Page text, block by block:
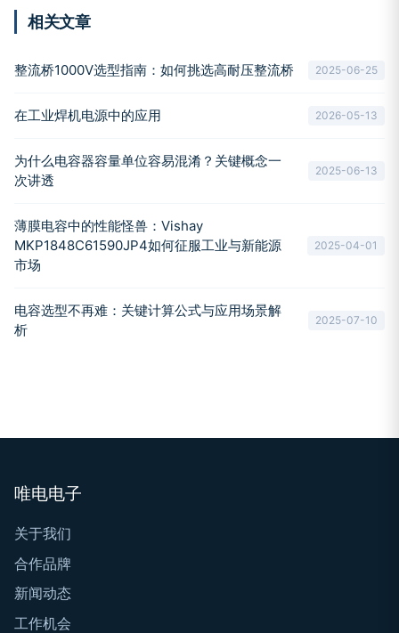
相关文章
整流桥1000V选型指南：如何挑选高耐压整流桥 2025-06-25
在工业焊机电源中的应用 2026-05-13
为什么电容器容量单位容易混淆？关键概念一
次讲透
2025-06-13
薄膜电容中的性能怪兽：Vishay
MKP1848C61590JP4如何征服工业与新能源
市场
2025-04-01
电容选型不再难：关键计算公式与应用场景解
析
2025-07-10
唯电电子
关于我们
合作品牌
新闻动态
工作机会